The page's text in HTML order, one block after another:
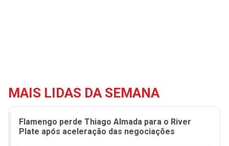
MAIS LIDAS DA SEMANA
Flamengo perde Thiago Almada para o River
Plate após aceleração das negociações